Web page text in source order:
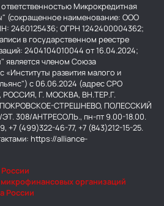
Микрокредитная
(сокращенное наименование: ООО
2460125436; ОГРН 1242400004362;
в государственном реестре
2404104010044 от 16.04.2024;
членом Союза
развития малого и
с 06.06.2024 (адрес СРО
РОССИЯ, Г. МОСКВА, ВН.ТЕР.Г.
СТРЕШНЕВО, ПОЛЕССКИЙ
308/АНТРЕСОЛЬ., пн-пт 9.00-18.00.
+7 (499)322-46-77, +7 (843)212-15-25.
https://alliance-
организаций
России